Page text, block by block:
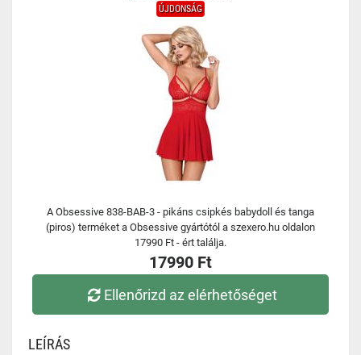
ÚJDONSÁG
A Obsessive 838-BAB-3 - pikáns csipkés babydoll és tanga
(piros) terméket a Obsessive gyártótól a szexero.hu oldalon
17990 Ft - ért találja.
17990 Ft
Ellenőrizd az elérhetőséget
LEÍRÁS